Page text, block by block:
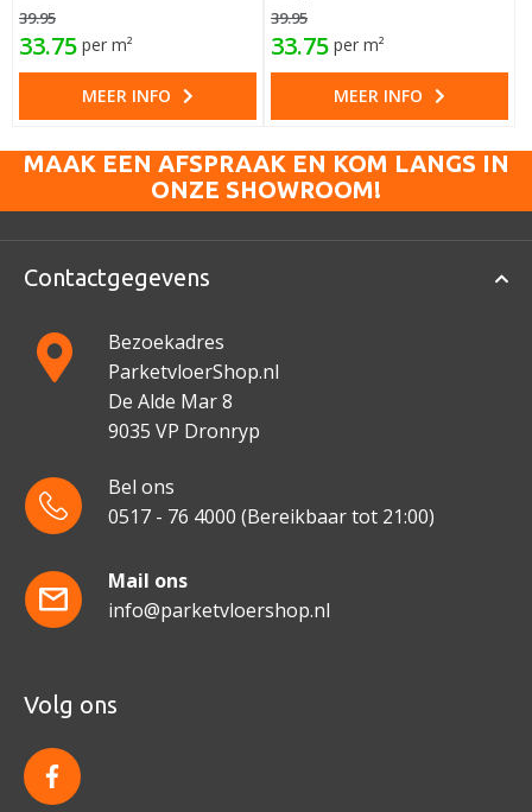
39.95
33.75 per m²
MEER INFO
39.95
33.75 per m²
MEER INFO
MAAK EEN AFSPRAAK EN KOM LANGS IN
ONZE SHOWROOM!
Contactgegevens
Bezoekadres
ParketvloerShop.nl
De Alde Mar 8
9035 VP Dronryp
Bel ons
0517 - 76 4000 (Bereikbaar tot 21:00)
Mail ons
info@parketvloershop.nl
Volg ons
f
a